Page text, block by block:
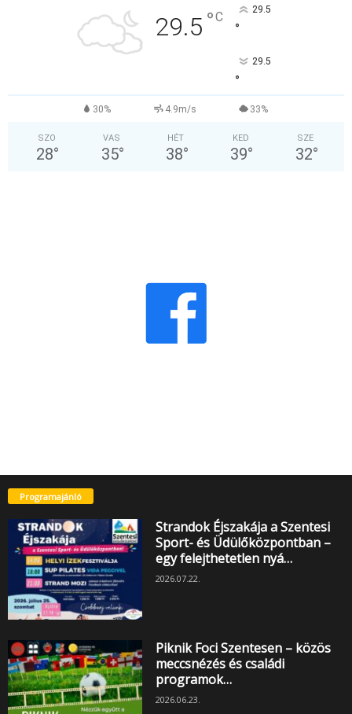
29.5 °C 29.5
°
29.5
°
30% 4.9m/s 33%
SZO
28°
VAS
35°
HÉT
38°
KED
39°
SZE
32°
Programajánló
Strandok Éjszakája a Szentesi
Sport- és Üdülőközpontban –
egy felejthetetlen nyá…
2026.07.22.
Piknik Foci Szentesen – közös
meccsnézés és családi
programok…
2026.06.23.